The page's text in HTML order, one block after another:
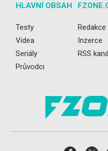
HLAVNÍ OBSAH
Testy
Videa
Seriály
Průvodci
Inzerce
RSS